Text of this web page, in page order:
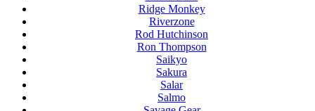
Ridge Monkey
Riverzone
Rod Hutchinson
Ron Thompson
Saikyo
Sakura
Salar
Salmo